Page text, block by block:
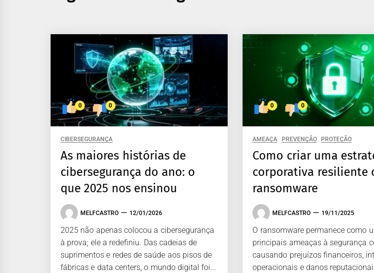
0 0
CIBERSEGURANÇA
As maiores histórias de
cibersegurança do ano: o
que 2025 nos ensinou
MELFCASTRO 12/01/2026
2025 não apenas colocou a cibersegurança
à prova; ele a redefiniu. Das cadeias de
suprimentos e redes de saúde aos pisos de
fábricas e data centers, o mundo digital foi...
0 0
AMEAÇA PREVENÇÃO PROTEÇÃO
Como criar uma
corporativa resiliente
ransomware
MELFCASTRO 19/11/2025
O ransomware permanece como
principais ameaças à segurança
causando prejuízos financeiros,
operacionais e danos